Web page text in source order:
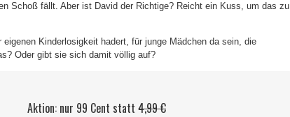
Schoß fällt. Aber ist David der Richtige? Reicht ein Kuss, um das zu
Kinderlosigkeit hadert, für junge Mädchen da sein, die
Oder gibt sie sich damit völlig auf?
Aktion: nur 99 Cent statt 4,99 €